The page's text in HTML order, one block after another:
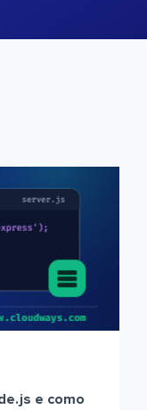
e como